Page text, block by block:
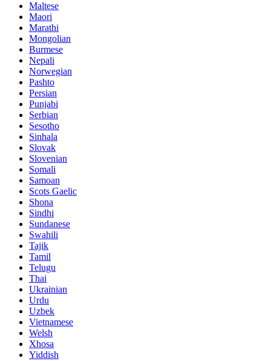
Maltese
Maori
Marathi
Mongolian
Burmese
Nepali
Norwegian
Pashto
Persian
Punjabi
Serbian
Sesotho
Sinhala
Slovak
Slovenian
Somali
Samoan
Scots Gaelic
Shona
Sindhi
Sundanese
Swahili
Tajik
Tamil
Telugu
Thai
Ukrainian
Urdu
Uzbek
Vietnamese
Welsh
Xhosa
Yiddish